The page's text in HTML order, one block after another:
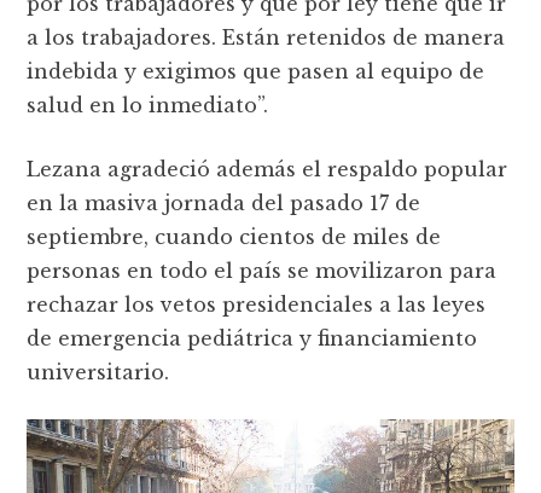
a los trabajadores. Están retenidos de manera
indebida y exigimos que pasen al equipo de
salud en lo inmediato”.
Lezana agradeció además el respaldo popular
en la masiva jornada del pasado 17 de
septiembre, cuando cientos de miles de
personas en todo el país se movilizaron para
rechazar los vetos presidenciales a las leyes
de emergencia pediátrica y financiamiento
universitario.